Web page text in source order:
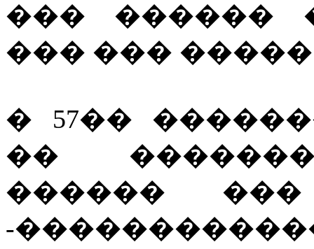
��� ������
��� ��� �����
� 57��
��
������ ���
-